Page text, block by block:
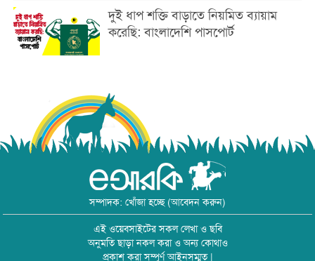
দুই ধাপ শক্তি বাড়াতে নিয়মিত ব্যায়াম
করেছি: বাংলাদেশি পাসপোর্ট
সম্পাদক: খোঁজা হচ্ছে (আবেদন করুন)
এই ওয়েবসাইটের সকল লেখা ও ছবি
অনুমতি ছাড়া নকল করা ও অন্য কোথাও
প্রকাশ করা সম্পূর্ণ আইনসম্মত |